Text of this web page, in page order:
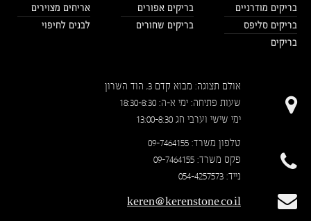
בריקים מודרניים
בריקים סליפס
בריקים
בריקים אפורים
בריקים שחורים
אריחים מצוירים
לבנים לחיפוי
אולם תצוגה: מבוא קדם 3, הוד השרון
שעות פתיחה: ימי א-ה: 18:30-8:30
ימי שישי וערבי חג 13:00-8:30
טלפון משרד: 09-7464155
פקס משרד: 09-7464155
נייד: 054-4257573
keren@kerenstone.co.il